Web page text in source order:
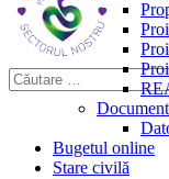
Bugetul online
Stare civilă